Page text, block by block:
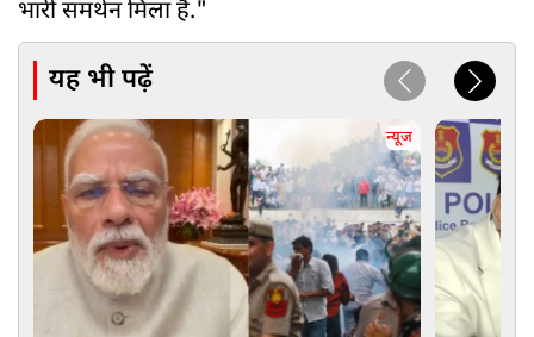
भारी समर्थन मिला है."
यह भी पढ़ें
न्यूज